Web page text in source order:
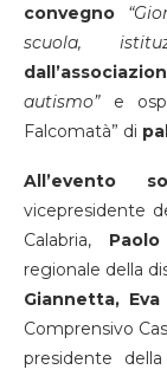
convegno
scuola,
autismo”e
Falcomatà” di
All’evento
vicepresidente
Calabria,
regionale della
Giannetta, Eva
Comprensivo
presidente